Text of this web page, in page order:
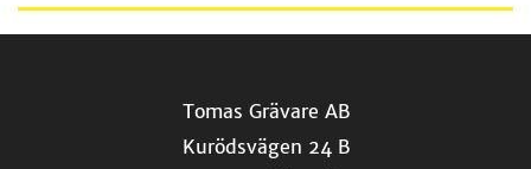
Tomas Grävare AB
Kurödsvägen 24 B